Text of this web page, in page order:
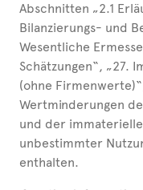
Abschnitten „2.1
Bilanzierungs- und
Wesentliche
Schätzungen“, „27.
(ohne
Wertminderungen
und der
unbestimmter
enthalten.